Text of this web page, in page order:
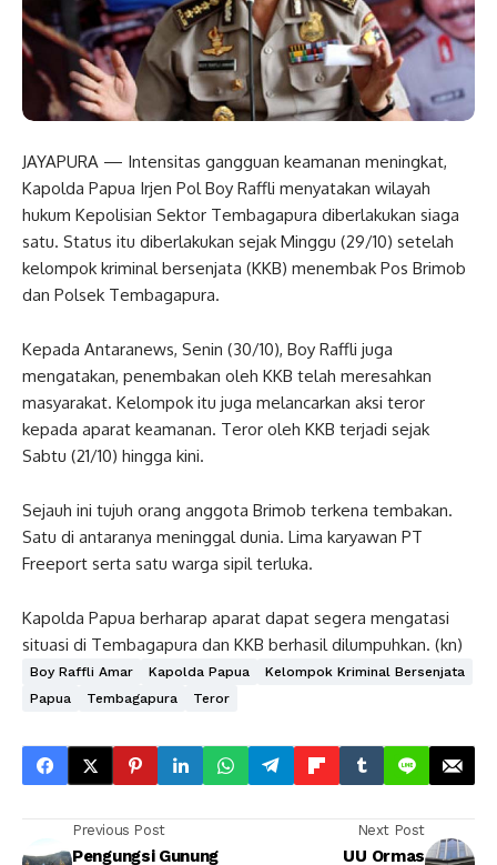
JAYAPURA — Intensitas gangguan keamanan meningkat,
Kapolda Papua Irjen Pol Boy Raffli menyatakan wilayah
hukum Kepolisian Sektor Tembagapura diberlakukan siaga
satu. Status itu diberlakukan sejak Minggu (29/10) setelah
kelompok kriminal bersenjata (KKB) menembak Pos Brimob
dan Polsek Tembagapura.
Kepada Antaranews, Senin (30/10), Boy Raffli juga
mengatakan, penembakan oleh KKB telah meresahkan
masyarakat. Kelompok itu juga melancarkan aksi teror
kepada aparat keamanan. Teror oleh KKB terjadi sejak
Sabtu (21/10) hingga kini.
Sejauh ini tujuh orang anggota Brimob terkena tembakan.
Satu di antaranya meninggal dunia. Lima karyawan PT
Freeport serta satu warga sipil terluka.
Kapolda Papua berharap aparat dapat segera mengatasi
situasi di Tembagapura dan KKB berhasil dilumpuhkan. (kn)
Boy Raffli Amar Kapolda Papua
Kelompok Kriminal Bersenjata
Papua
Tembagapura Teror
Previous Post
Pengungsi Gunung
Next Post
UU Ormas